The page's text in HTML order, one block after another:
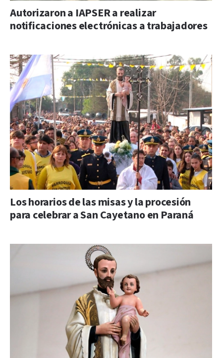
Autorizaron a IAPSER a realizar
notificaciones electrónicas a trabajadores
Los horarios de las misas y la procesión
para celebrar a San Cayetano en Paraná